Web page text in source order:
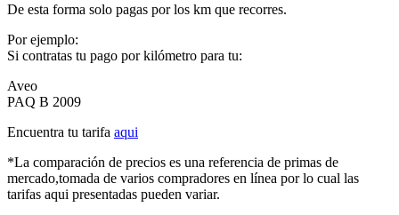
De esta forma solo pagas por los km que recorres.
Por ejemplo:
Si contratas tu pago por kilómetro para tu:
Aveo
PAQ B 2009
Encuentra tu tarifa aqui
*La comparación de precios es una referencia de primas de
mercado,tomada de varios compradores en línea por lo cual las
tarifas aqui presentadas pueden variar.